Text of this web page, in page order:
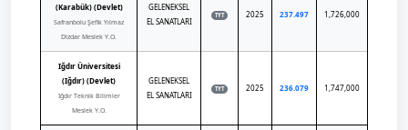
(Karabük) (Devlet)
Safranbolu Şefik Yılmaz
Dizdar Meslek Y.O.
GELENEKSEL
EL SANATLARI
TYT 2025 237.497 1,726,000
Iğdır Üniversitesi
(Iğdır) (Devlet)
Iğdır Teknik Bilimler
Meslek Y.O.
GELENEKSEL
EL SANATLARI
TYT 2025 236.079 1,747,000